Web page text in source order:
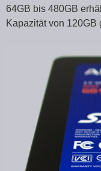
64GB bis 480GB
Kapazität von 120GB